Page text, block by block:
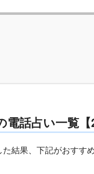
話占い一覧【
結果、下記がおすす